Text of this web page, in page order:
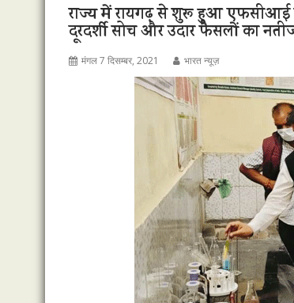
राज्य में रायगढ़ से शुरू हुआ एफसीआई
दूरदर्शी सोच और उदार फैसलों का
मंगल 7 दिसम्बर, 2021 भारत न्यूज़